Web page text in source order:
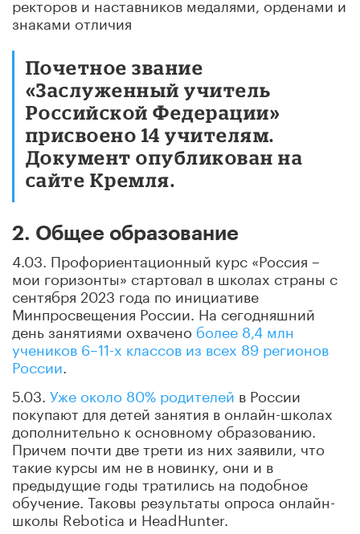
знаками отличия
Почетное звание
«Заслуженный учитель
Российской Федерации»
присвоено 14 учителям.
Документ опубликован на
сайте Кремля.
2. Общее образование
4.03. Профориентационный курс «Россия –
мои горизонты» стартовал в школах страны с
сентября 2023 года по инициативе
Минпросвещения России. На сегодняшний
день занятиями охвачено более 8,4 млн
учеников 6–11-х классов из всех 89 регионов
России
5.03. Уже около 80% родителей в России
покупают для детей занятия в онлайн-школах
дополнительно к основному образованию.
Причем почти две трети из них заявили, что
такие курсы им не в новинку, они и в
предыдущие годы тратились на подобное
обучение. Таковы результаты опроса онлайн-
школы Rebotica и HeadHunter.